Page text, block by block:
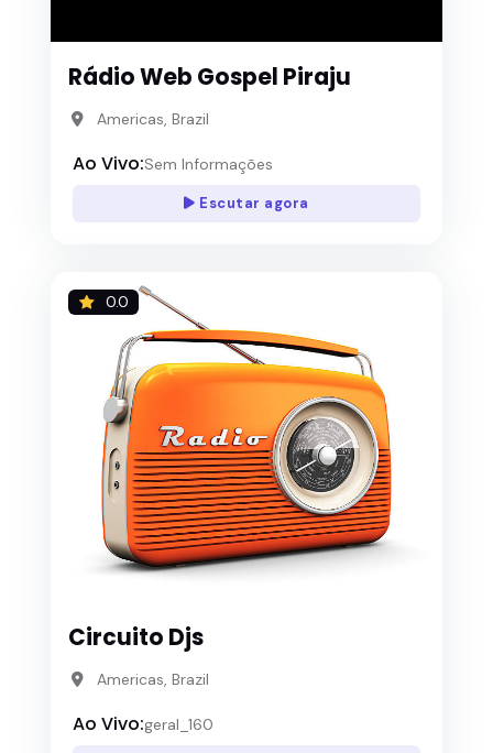
Rádio Web Gospel Piraju
Americas, Brazil
Ao Vivo:Sem Informações
Escutar agora
0.0
Circuito Djs
Americas, Brazil
Ao Vivo:geral_160